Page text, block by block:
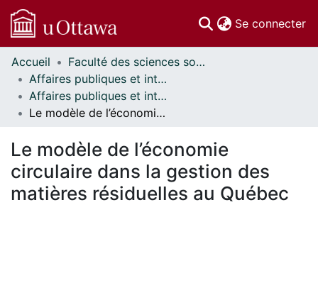
Se connecter
Communautés
et collections
Parcourir
Statistiques
À propos
Accueil
Faculté des sciences sociales // Faculty of Social Sciences
Affaires publiques et internationales // Public and International Affairs
Affaires publiques et internationales - Mémoires // Public and International Affairs - Research Papers
Le modèle de l’économie circulaire dans la gestion des matières résiduelles au Québec
Le modèle de l’économie
circulaire dans la gestion des
matières résiduelles au Québec